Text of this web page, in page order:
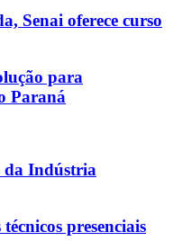
Senai oferece curso
para
Paraná
da Indústria
presenciais